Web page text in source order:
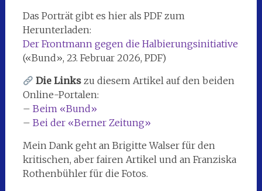
Das Porträt gibt es hier als PDF zum
Herunterladen:
Der Frontmann gegen die Halbierungsinitiative
(«Bund», 23. Februar 2026, PDF)
Die Links zu diesem Artikel auf den beiden
Online-Portalen:
– Beim «Bund»
– Bei der «Berner Zeitung»
Mein Dank geht an Brigitte Walser für den
kritischen, aber fairen Artikel und an Franziska
Rothenbühler für die Fotos.